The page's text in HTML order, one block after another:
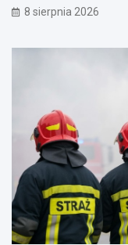
8 sierpnia 2026